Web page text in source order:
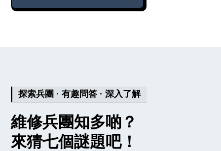
WhatsApp內處理。而客服團隊利用這套系
探索兵團 · 有趣問答 · 深入了解
維修兵團知多啲？
來猜七個謎題吧！